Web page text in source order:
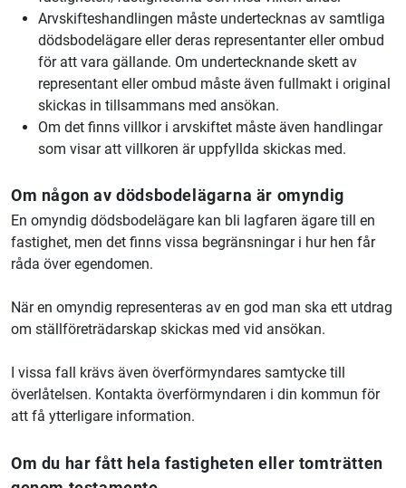
Arvskifteshandlingen måste undertecknas av samtliga
dödsbodelägare eller deras representanter eller ombud
för att vara gällande. Om undertecknande skett av
representant eller ombud måste även fullmakt i original
skickas in tillsammans med ansökan.
Om det finns villkor i arvskiftet måste även handlingar
som visar att villkoren är uppfyllda skickas med.
Om någon av dödsbodelägarna är omyndig
En omyndig dödsbodelägare kan bli lagfaren ägare till en
fastighet, men det finns vissa begränsningar i hur hen får
råda över egendomen.
När en omyndig representeras av en god man ska ett utdrag
om ställföreträdarskap skickas med vid ansökan.
I vissa fall krävs även överförmyndares samtycke till
överlåtelsen. Kontakta överförmyndaren i din kommun för
att få ytterligare information.
Om du har fått hela fastigheten eller tomträtten